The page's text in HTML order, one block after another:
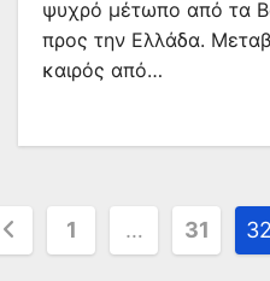
ψυχρό μέτωπο από τα
προς την Ελλάδα.
καιρός από…
1 … 31 32